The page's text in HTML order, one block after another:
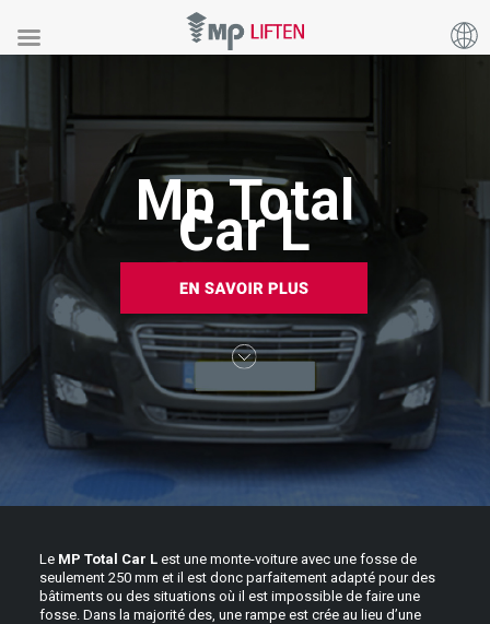
Mp Total
Car L
Le MP Total Car L est une monte-voiture avec une fosse de
seulement 250 mm et il est donc parfaitement adapté pour des
bâtiments ou des situations où il est impossible de faire une
fosse. Dans la majorité des, une rampe est crée au lieu d’une